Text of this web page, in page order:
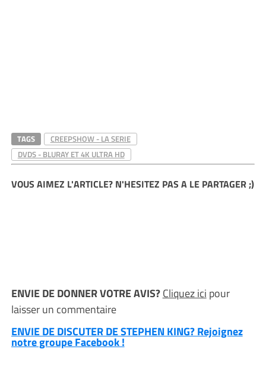
TAGS
CREEPSHOW - LA SERIE
DVDS - BLURAY ET 4K ULTRA HD
VOUS AIMEZ L'ARTICLE? N'HESITEZ PAS A LE PARTAGER ;)
ENVIE DE DONNER VOTRE AVIS?Cliquez ici pour
laisser un commentaire
ENVIE DE DISCUTER DE STEPHEN KING? Rejoignez
notre groupe Facebook !